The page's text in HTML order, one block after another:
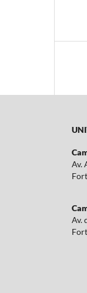
Av.
Av.